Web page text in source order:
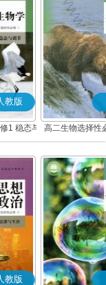
教版
1 稳态与
高二生物选择性
环境
教版